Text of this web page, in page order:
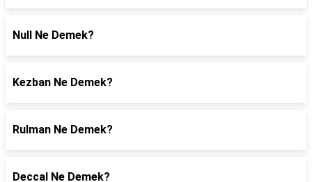
Null Ne Demek?
Kezban Ne Demek?
Rulman Ne Demek?
Deccal Ne Demek?